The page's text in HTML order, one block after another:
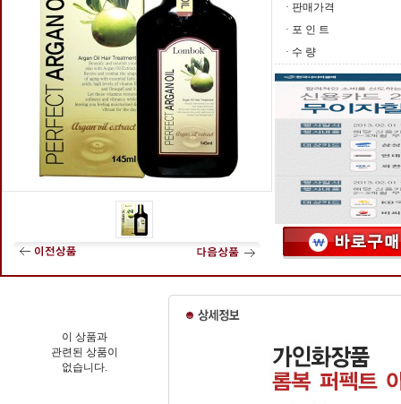
· 판매가격
· 포 인 트
· 수 량
이 상품과
관련된 상품이
없습니다.